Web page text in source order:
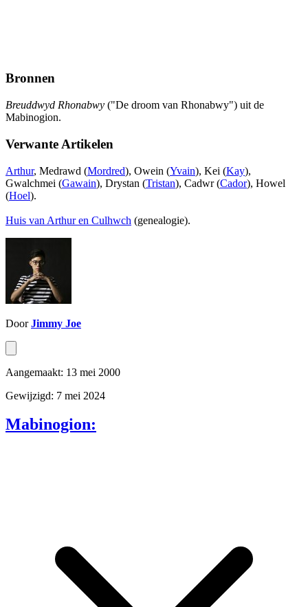
Bronnen
Breuddwyd Rhonabwy ("De droom van Rhonabwy") uit de
Mabinogion.
Verwante Artikelen
Arthur, Medrawd (Mordred), Owein (Yvain), Kei (Kay),
Gwalchmei (Gawain), Drystan (Tristan), Cadwr (Cador), Howel
(Hoel).
Huis van Arthur en Culhwch (genealogie).
DoorJimmy Joe
Aangemaakt: 13 mei 2000
Gewijzigd: 7 mei 2024
Mabinogion: